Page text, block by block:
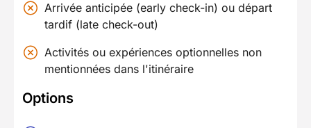
Arrivée anticipée (early check-in) ou départ
tardif (late check-out)
Activités ou expériences optionnelles non
mentionnées dans l'itinéraire
Options